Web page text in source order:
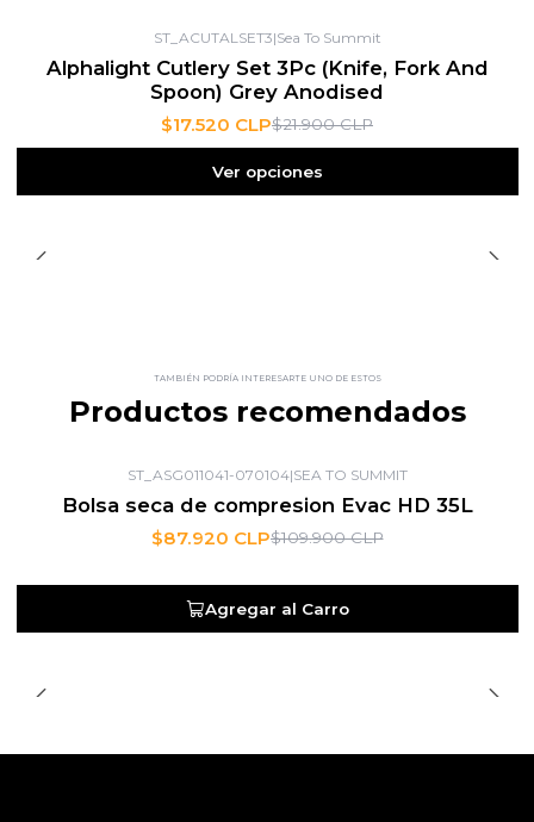
ST_ACUTALSET3|Sea To Summit
Alphalight Cutlery Set 3Pc (Knife, Fork And
Spoon) Grey Anodised
$17.520 CLP$21.900 CLP
Ver opciones
TAMBIÉN PODRÍA INTERESARTE UNO DE ESTOS
Productos recomendados
ST_ASG011041-070104|SEA TO SUMMIT
Bolsa seca de compresion Evac HD 35L
$87.920 CLP$109.900 CLP
Agregar al Carro